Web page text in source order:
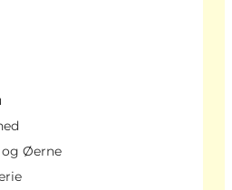
og Øerne